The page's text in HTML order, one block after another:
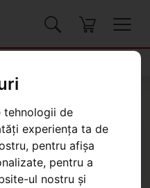
tehnologii de
experiența ta de
pentru afișa
pentru a
ul nostru și
valize